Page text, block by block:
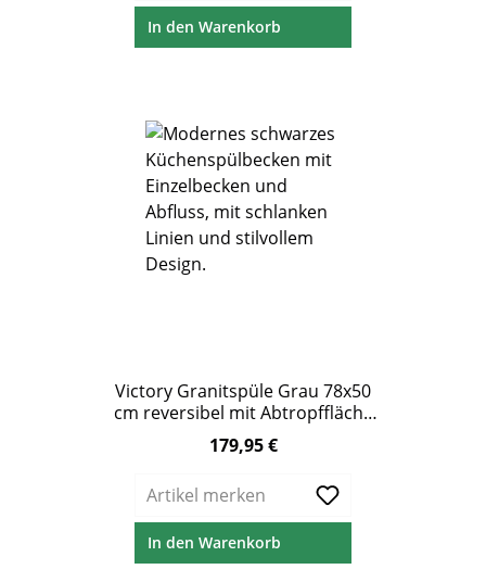
In den Warenkorb
Victory Granitspüle Grau 78x50
cm reversibel mit Abtropffläche
& Excenterbedienung
Regulärer Preis:
179,95 €
Artikel merken
In den Warenkorb